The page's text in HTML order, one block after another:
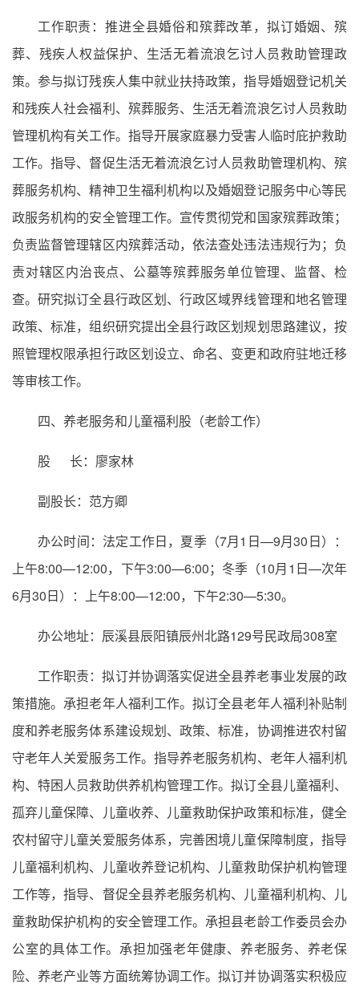
工作职责：推进全县婚俗和殡葬改革，拟订婚姻、殡
葬、残疾人权益保护、生活无着流浪乞讨人员救助管理政
策。参与拟订残疾人集中就业扶持政策，指导婚姻登记机关
和残疾人社会福利、殡葬服务、生活无着流浪乞讨人员救助
管理机构有关工作。指导开展家庭暴力受害人临时庇护救助
工作。指导、督促生活无着流浪乞讨人员救助管理机构、殡
葬服务机构、精神卫生福利机构以及婚姻登记服务中心等民
政服务机构的安全管理工作。宣传贯彻党和国家殡葬政策；
负责监督管理辖区内殡葬活动，依法查处违法违规行为；负
责对辖区内治丧点、公墓等殡葬服务单位管理、监督、检
查。研究拟订全县行政区划、行政区域界线管理和地名管理
政策、标准，组织研究提出全县行政区划规划思路建议，按
照管理权限承担行政区划设立、命名、变更和政府驻地迁移
等审核工作。
四、养老服务和儿童福利股（老龄工作）
股 长：廖家林
副股长：范方卿
办公时间：法定工作日，夏季（7月1日—9月30日）：
上午8:00—12:00，下午3:00—6:00；冬季（10月1日—次年
6月30日）：上午8:00—12:00，下午2:30—5:30。
办公地址：辰溪县辰阳镇辰州北路129号民政局308室
工作职责：拟订并协调落实促进全县养老事业发展的政
策措施。承担老年人福利工作。拟订全县老年人福利补贴制
度和养老服务体系建设规划、政策、标准，协调推进农村留
守老年人关爱服务工作。指导养老服务机构、老年人福利机
构、特困人员救助供养机构管理工作。拟订全县儿童福利、
孤弃儿童保障、儿童收养、儿童救助保护政策和标准，健全
农村留守儿童关爱服务体系，完善困境儿童保障制度，指导
儿童福利机构、儿童收养登记机构、儿童救助保护机构管理
工作等，指导、督促全县养老服务机构、儿童福利机构、儿
童救助保护机构的安全管理工作。承担县老龄工作委员会办
公室的具体工作。承担加强老年健康、养老服务、养老保
险、养老产业等方面统筹协调工作。拟订并协调落实积极应